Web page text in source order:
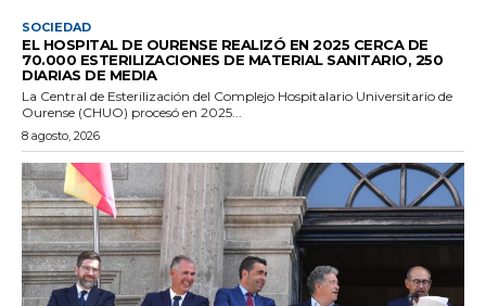
SOCIEDAD
EL HOSPITAL DE OURENSE REALIZÓ EN 2025 CERCA DE
70.000 ESTERILIZACIONES DE MATERIAL SANITARIO, 250
DIARIAS DE MEDIA
La Central de Esterilización del Complejo Hospitalario Universitario de
Ourense (CHUO) procesó en 2025...
8 agosto, 2026